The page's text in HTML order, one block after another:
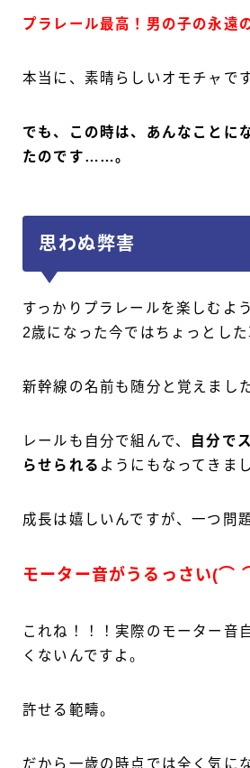
プラレール最高！男の子の永遠
本当に、素晴らしいオモチャです
でも、この時は、あんなことに
たのです……。
思わぬ弊害
すっかりプラレールを楽しむよ
2歳になった今ではちょっとした
新幹線の名前も随分と覚えました
レールも自分で組んで、
自分で
らせられる ようにもなってきま
成長は嬉しいんですが、一つ問題
モーター音がうるっさい(⌒
これね！！！実際のモーター音
くないんですよ。
許せる範疇。
だから一歳の時点では全く気に